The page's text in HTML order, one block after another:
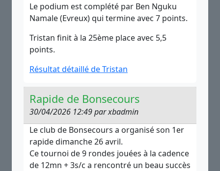
Le podium est complété par Ben Nguku
Namale (Evreux) qui termine avec 7 points.
Tristan finit à la 25ème place avec 5,5
points.
Résultat détaillé de Tristan
Rapide de Bonsecours
30/04/2026 12:49 par xbadmin
Le club de Bonsecours a organisé son 1er
rapide dimanche 26 avril.
Ce tournoi de 9 rondes jouées à la cadence
de 12mn + 3s/c a rencontré un beau succès